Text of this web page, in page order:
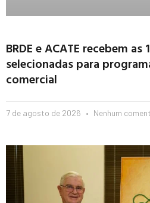
BRDE e ACATE recebem
selecionadas para
comercial
7 de agosto de 2026 Nenhum